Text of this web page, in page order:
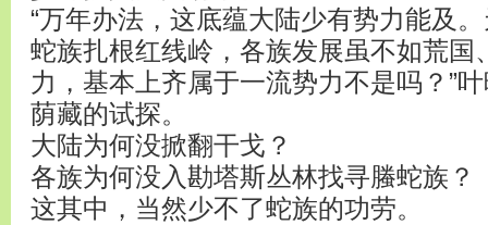
“万年办法，这底蕴大陆少有势力能及
蛇族扎根红线岭，各族发展虽不如荒国
力，基本上齐属于一流势力不是吗？”
荫藏的试探。
大陆为何没掀翻干戈？
各族为何没入勘塔斯丛林找寻螣蛇族？
这其中，当然少不了蛇族的功劳。